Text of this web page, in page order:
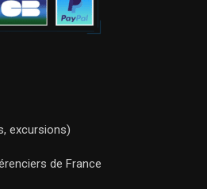
excursions)
de France